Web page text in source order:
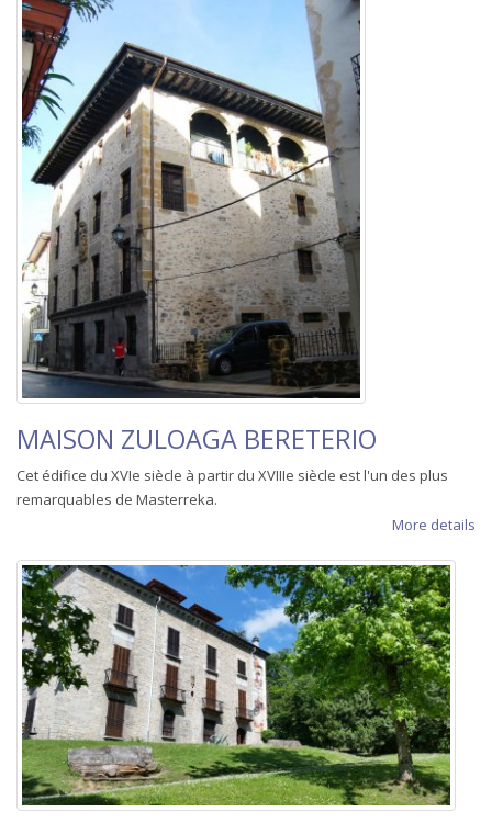
MAISON ZULOAGA BERETERIO
Cet édifice du XVIe siècle à partir du XVIIIe siècle est l'un des plus
remarquables de Masterreka.
More details